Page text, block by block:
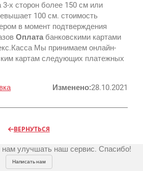
3-х сторон более 150 см или
100 см. стоимость
в момент подтверждения
Оплатабанковскими картами
Мы принимаем онлайн-
картам следующих платежных
Изменено:28.10.2021
ВЕРНУТЬСЯ
улучшать наш сервис. Спасибо!
Написать нам